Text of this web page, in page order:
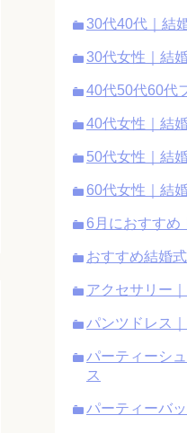
30代40代｜結
30代女性｜結
40代50代60代
40代女性｜結
50代女性｜結
60代女性｜結
6月におすすめ
おすすめ結婚
アクセサリー
パンツドレス
パーティーシ
ス
パーティーバ